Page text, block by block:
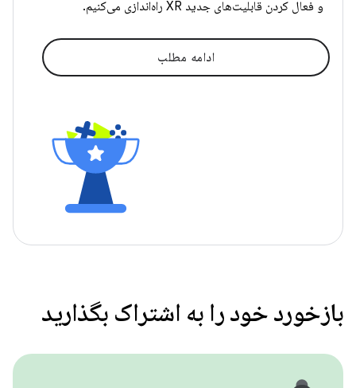
و فعال کردن قابلیت‌های جدید XR راه‌اندازی می‌کنیم.
ادامه مطلب
بازخورد خود را به اشتراک بگذارید